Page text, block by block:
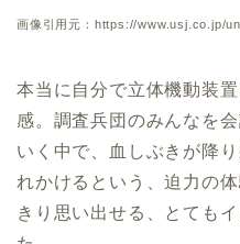
画像引用元：https://www.usj.co.jp/
本当に自分で立体機動装
感。調査兵団のみんなを
いく中で、血しぶきが降
れかけるという、迫力の
きり思い出せる、とても